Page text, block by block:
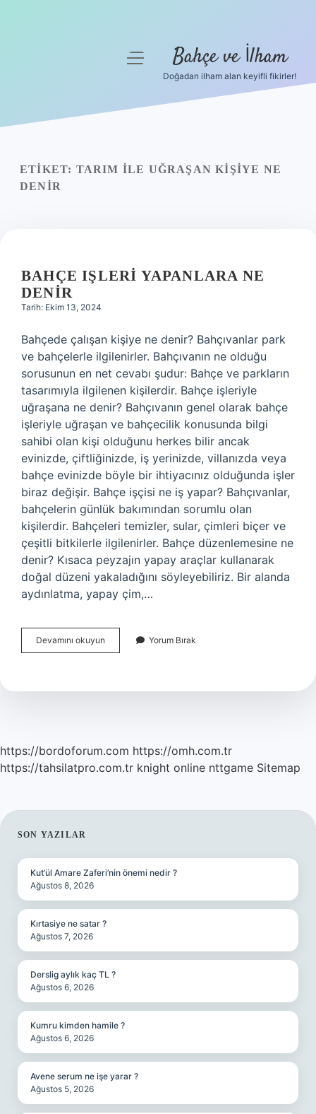
Yasal Uyarı
menüyü
Bahçe ve İlham
Doğadan ilham alan keyifli fikirler!
ETIKET: TARIM ILE UĞRAŞAN KIŞIYE NE
DENIR
BAHÇE IŞLERI YAPANLARA NE
DENIR
Tarih: Ekim 13, 2024
Bahçede çalışan kişiye ne denir? Bahçıvanlar park
ve bahçelerle ilgilenirler. Bahçıvanın ne olduğu
sorusunun en net cevabı şudur: Bahçe ve parkların
tasarımıyla ilgilenen kişilerdir. Bahçe işleriyle
uğraşana ne denir? Bahçıvanın genel olarak bahçe
işleriyle uğraşan ve bahçecilik konusunda bilgi
sahibi olan kişi olduğunu herkes bilir ancak
evinizde, çiftliğinizde, iş yerinizde, villanızda veya
bahçe evinizde böyle bir ihtiyacınız olduğunda işler
biraz değişir. Bahçe işçisi ne iş yapar? Bahçıvanlar,
bahçelerin günlük bakımından sorumlu olan
kişilerdir. Bahçeleri temizler, sular, çimleri biçer ve
çeşitli bitkilerle ilgilenirler. Bahçe düzenlemesine ne
denir? Kısaca peyzajın yapay araçlar kullanarak
doğal düzeni yakaladığını söyleyebiliriz. Bir alanda
aydınlatma, yapay çim,…
Devamını okuyun
Işleri
Denir
Yorum Bırak
https://bordoforum.com https://omh.com.tr
https://tahsilatpro.com.tr knight online nttgame Sitemap
SIDEBAR
SON YAZILAR
Kut’ül Amare Zaferi’nin önemi nedir ?
Ağustos 8, 2026
Kırtasiye ne satar ?
Ağustos 7, 2026
Derslig aylık kaç TL ?
Ağustos 6, 2026
Kumru kimden hamile ?
Ağustos 6, 2026
Avene serum ne işe yarar ?
Ağustos 5, 2026